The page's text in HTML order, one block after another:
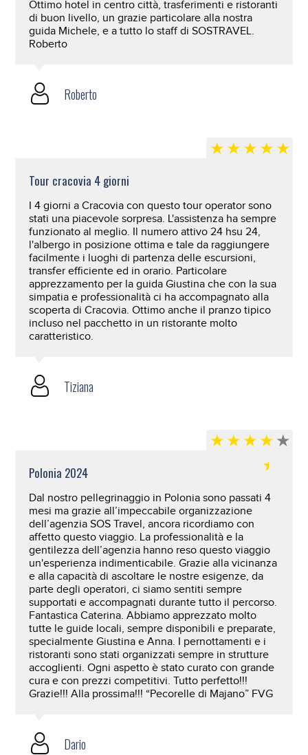
Ottimo hotel in centro città, trasferimenti e ristoranti
di buon livello, un grazie particolare alla nostra
guida Michele, e a tutto lo staff di SOSTRAVEL.
Roberto
Roberto
Tour cracovia 4 giorni
I 4 giorni a Cracovia con questo tour operator sono
stati una piacevole sorpresa. L'assistenza ha sempre
funzionato al meglio. Il numero attivo 24 hsu 24,
l'albergo in posizione ottima e tale da raggiungere
facilmente i luoghi di partenza delle escursioni,
transfer efficiente ed in orario. Particolare
apprezzamento per la guida Giustina che con la sua
simpatia e professionalità ci ha accompagnato alla
scoperta di Cracovia. Ottimo anche il pranzo tipico
incluso nel pacchetto in un ristorante molto
caratteristico.
Tiziana
Polonia 2024
Dal nostro pellegrinaggio in Polonia sono passati 4
mesi ma grazie all’impeccabile organizzazione
dell’agenzia SOS Travel, ancora ricordiamo con
affetto questo viaggio. La professionalità e la
gentilezza dell’agenzia hanno reso questo viaggio
un'esperienza indimenticabile. Grazie alla vicinanza
e alla capacità di ascoltare le nostre esigenze, da
parte degli operatori, ci siamo sentiti sempre
supportati e accompagnati durante tutto il percorso.
Fantastica Caterina. Abbiamo apprezzato molto
tutte le guide locali, sempre disponibili e preparate,
specialmente Giustina e Anna. I pernottamenti e i
ristoranti sono stati organizzati sempre in strutture
accoglienti. Ogni aspetto è stato curato con grande
cura e con prezzi competitivi. Tutto perfetto!!!
Grazie!!! Alla prossima!!! “Pecorelle di Majano” FVG
Dario